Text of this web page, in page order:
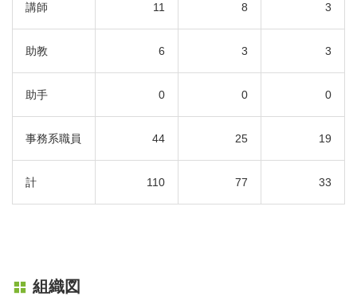
講師 11 8 3
助教 6 3 3
助手 0 0 0
事務系職員 44 25 19
計 110 77 33
組織図